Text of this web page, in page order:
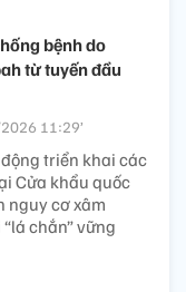
bệnh do
từ tuyến đầu
11:29’
triển khai các
Cửa khẩu quốc
nguy cơ xâm
chắn” vững